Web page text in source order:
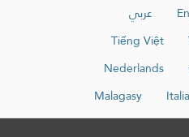
عربي
Tiếng Việt
Nederlands
Malagasy